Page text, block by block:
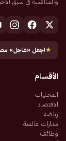
★اجعل «عاجل»
الأقسام
المحليات
الاقتصاد
رياضة
مدارات عالمية
وظائف